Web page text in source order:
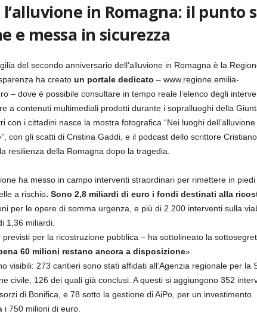
in Romagna: il punto
e messa in sicurezza
del secondo anniversario dell’alluvione in Romagna è la
ha creato un portale dedicato – www.regione.emilia-
– dove è possibile consultare in tempo reale l’elenco degli
a contenuti multimediali prodotti durante i sopralluoghi della
con i cittadini nasce la mostra fotografica “Nei luoghi dell’alluvione
con gli scatti di Cristina Gaddi, e il podcast dello scrittore Cristiano
resilienza della Romagna dopo la tragedia.
ha messo in campo interventi straordinari per rimettere in
a rischio. Sono 2,8 miliardi di euro i fondi destinati alla
per le opere di somma urgenza, e più di 2.200 interventi sulla
1,36 miliardi.
per la ricostruzione pubblica – ha sottolineato la
60 milioni restano ancora a disposizione».
visibili: 273 cantieri sono stati affidati all’Agenzia regionale per la
civile, 126 dei quali già conclusi. A questi si aggiungono 352
di Bonifica, e 78 sotto la gestione di AiPo, per un investimento
i 750 milioni di euro.